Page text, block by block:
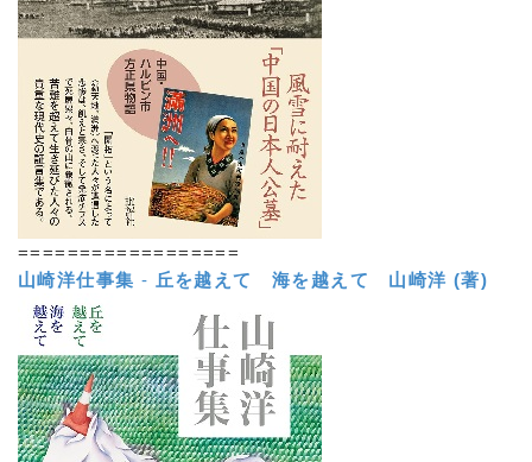
==================
山崎洋仕事集 - 丘を越えて 海を越えて 山崎洋 (著)